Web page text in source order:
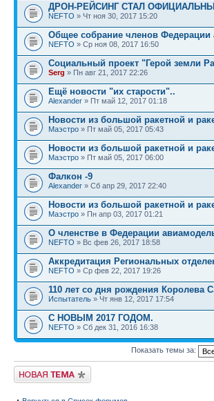
ДРОН-РЕЙСИНГ СТАЛ
NEFTO » Чт ноя 30, 2017 15:20
Общее собрание членов Федерации
NEFTO » Ср ноя 08, 2017 16:50
Социальный проект "Герой земли
Serg » Пн авг 21, 2017 22:26
Ещё новости "их старости"..
Alexander » Пт май 12, 2017 01:18
Новости из большой ракетной и
Маэстро » Пт май 05, 2017 05:43
Новости из большой ракетной и
Маэстро » Пт май 05, 2017 06:00
Фалкон -9
Alexander » Сб апр 29, 2017 22:40
Новости из большой ракетной и
Маэстро » Пн апр 03, 2017 01:21
О членстве в Федерации
NEFTO » Вс фев 26, 2017 18:58
Аккредитация Региональных
NEFTO » Ср фев 22, 2017 19:26
110 лет со дня рождения Королева
Испытатель » Чт янв 12, 2017 17:54
С НОВЫМ 2017 ГОДОМ.
NEFTO » Сб дек 31, 2016 16:38
Показать темы за:
Новая тема